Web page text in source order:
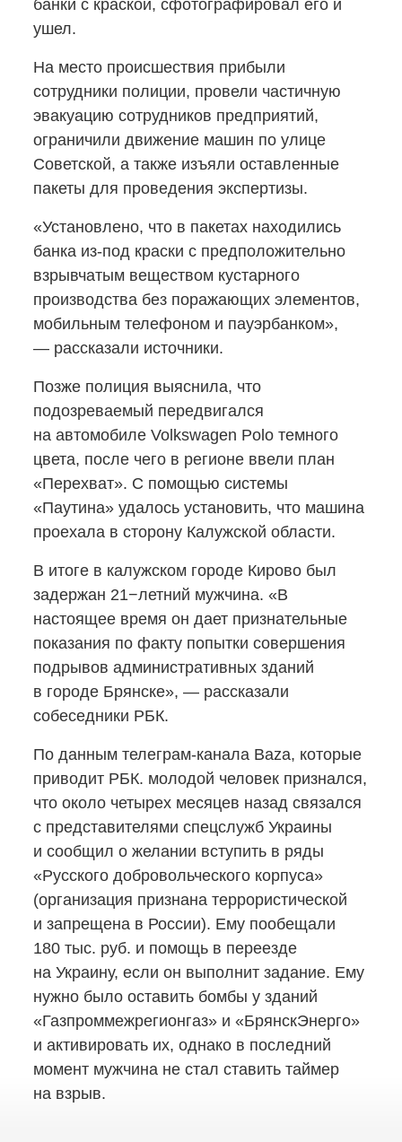
банки с краской, сфотографировал его и
ушел.
На место происшествия прибыли
сотрудники полиции, провели частичную
эвакуацию сотрудников предприятий,
ограничили движение машин по улице
Советской, а также изъяли оставленные
пакеты для проведения экспертизы.
«Установлено, что в пакетах находились
банка из-под краски с предположительно
взрывчатым веществом кустарного
производства без поражающих элементов,
мобильным телефоном и пауэрбанком»,
— рассказали источники.
Позже полиция выяснила, что
подозреваемый передвигался
на автомобиле Volkswagen Polo темного
цвета, после чего в регионе ввели план
«Перехват». С помощью системы
«Паутина» удалось установить, что машина
проехала в сторону Калужской области.
В итоге в калужском городе Кирово был
задержан 21−летний мужчина. «В
настоящее время он дает признательные
показания по факту попытки совершения
подрывов административных зданий
в городе Брянске», — рассказали
собеседники РБК.
По данным телеграм-канала Baza, которые
приводит РБК. молодой человек признался,
что около четырех месяцев назад связался
с представителями спецслужб Украины
и сообщил о желании вступить в ряды
«Русского добровольческого корпуса»
(организация признана террористической
и запрещена в России). Ему пообещали
180 тыс. руб. и помощь в переезде
на Украину, если он выполнит задание. Ему
нужно было оставить бомбы у зданий
«Газпроммежрегионгаз» и «БрянскЭнерго»
и активировать их, однако в последний
момент мужчина не стал ставить таймер
на взрыв.